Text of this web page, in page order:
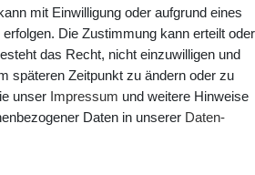
GmbH. Alle Rechte vorbehalten.
mit Einwilligung oder aufgrund eines
Die Zustimmung kann erteilt oder
das Recht, nicht einzuwilligen und
späteren Zeitpunkt zu ändern oder zu
unser Impressum und weitere Hinweise
Daten in unserer Daten­